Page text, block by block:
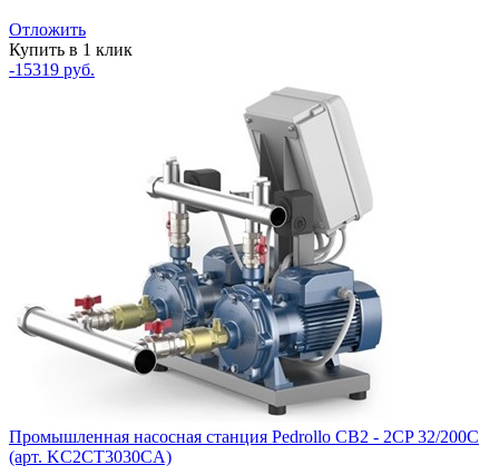
Отложить
Купить в 1 клик
-15319 руб.
Промышленная насосная станция Pedrollo CB2 - 2CP 32/200C
(арт. KC2CT3030CA)